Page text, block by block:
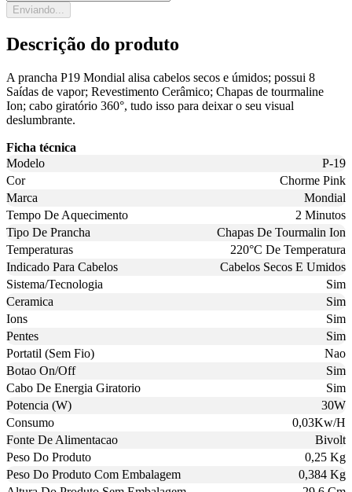
Enviando...
Descrição do produto
A prancha P19 Mondial alisa cabelos secos e úmidos; possui 8
Saídas de vapor; Revestimento Cerâmico; Chapas de tourmaline
Ion; cabo giratório 360°, tudo isso para deixar o seu visual
deslumbrante.
Ficha técnica
Modelo
P-19
Cor
Chorme Pink
Marca
Mondial
Tempo De Aquecimento
2 Minutos
Tipo De Prancha
Chapas De Tourmalin Ion
Temperaturas
220°C De Temperatura
Indicado Para Cabelos
Cabelos Secos E Umidos
Sistema/Tecnologia
Sim
Ceramica
Sim
Ions
Sim
Pentes
Sim
Portatil (Sem Fio)
Nao
Botao On/Off
Sim
Cabo De Energia Giratorio
Sim
Potencia (W)
30W
Consumo
0,03Kw/H
Fonte De Alimentacao
Bivolt
Peso Do Produto
0,25 Kg
Peso Do Produto Com Embalagem
0,384 Kg